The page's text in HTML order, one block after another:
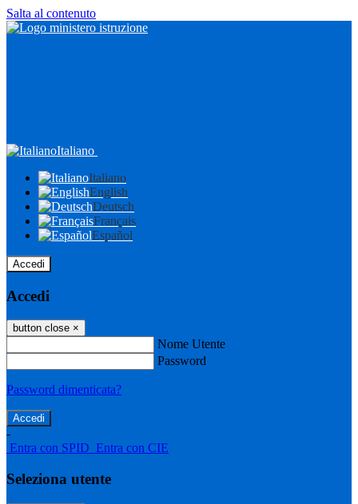
Salta al contenuto
Italiano
Italiano
English
Deutsch
Français
Español
Accedi
Accedi
button close ×
Nome Utente
Password
Password dimenticata?
-
Entra con SPID Entra con CIE
Seleziona utente